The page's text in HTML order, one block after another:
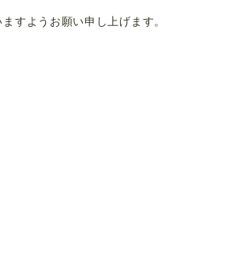
すようお願い申し上げます。